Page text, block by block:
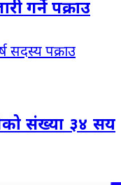
गर्ने पक्राउ
संख्या ३४ सय